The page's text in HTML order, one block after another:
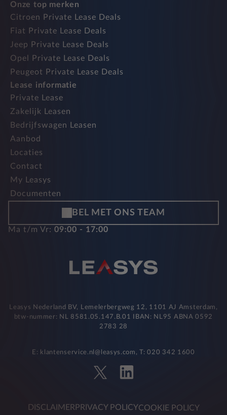
Onze top merken
Citroen Private Lease Deals
Fiat Private Lease Deals
Jeep Private Lease Deals
Opel Private Lease Deals
Peugeot Private Lease Deals
Lease informatie
Private Lease
Zakelijk Leasen
Bedrijfswagen Leasen
Aanbod
Locaties
Contact
My Leasys
Documenten
BEL MET ONS TEAM
Ma t/m Vr: 09:00 - 17:00
Leasys Nederland BV, Lemelerbergweg 12, 1101 AJ Amsterdam,
btw-nummer: NL 8581.05.147.B.01 IBAN: NL95 ABNA 0592
2783 28
E: klantenservice.nl@leasys.com, T: 020 342 1600
DISCLAIMER PRIVACY POLICYCOOKIE POLICY